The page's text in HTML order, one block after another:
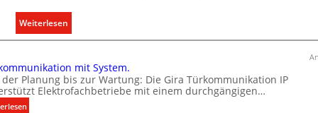
t
t
i
n
Weiterlesen
T
r
k
o
mit System.
der Planung bis zur Wartung: Die Gira Türkommunikation IP
Elektrofachbetriebe mit einem durchgängigen…
: